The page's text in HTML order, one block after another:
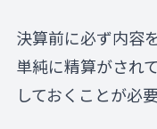
決算前に必ず内容
単純に精算がされ
しておくことが必要